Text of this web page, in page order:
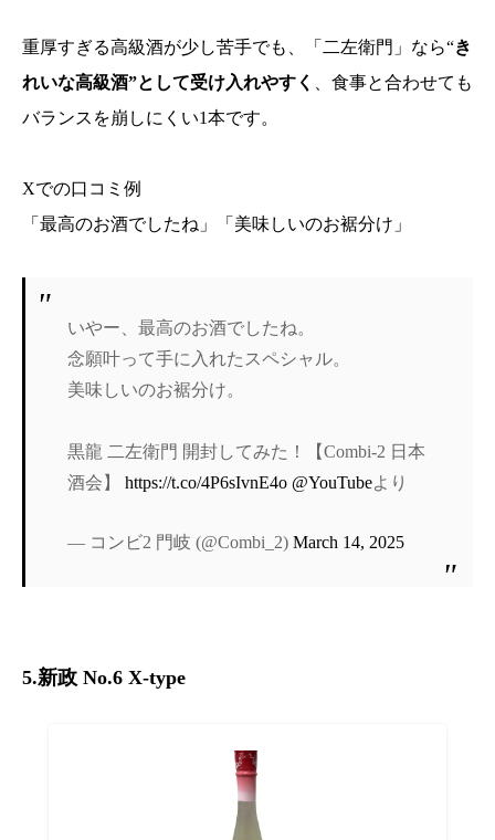
重厚すぎる高級酒が少し苦手でも、「二左衛門」なら“き
れいな高級酒”として受け入れやすく
、食事と合わせても
バランスを崩しにくい1本です。
Xでの口コミ例
「最高のお酒でしたね」「美味しいのお裾分け」
いやー、最高のお酒でしたね。
念願叶って手に入れたスペシャル。
美味しいのお裾分け。
黒龍 二左衛門 開封してみた！【Combi-2 日本
酒会】https://t.co/4P6sIvnE4o @YouTubeより
— コンビ2 門岐 (@Combi_2)March 14, 2025
5.新政 No.6 X-type